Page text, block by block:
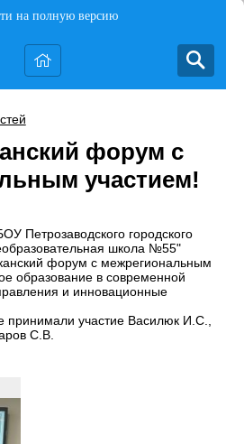
на полную версию
форум с
участием!
Петрозаводского городского
школа №55"
форум с межрегиональным
образование в современной
и инновационные
принимали участие Василюк И.С.,
С.В.